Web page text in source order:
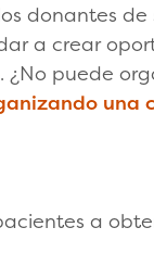
donantes de
a crear
. ¿No puede
una
a